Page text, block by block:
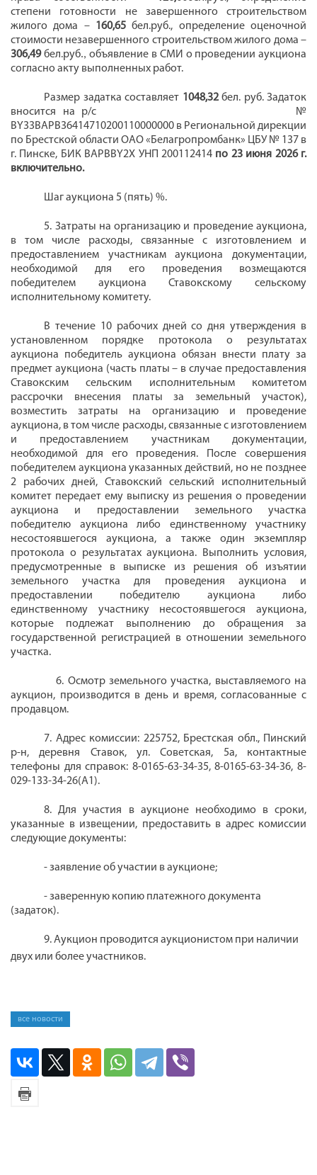
степени готовности не завершенного строительством
жилого дома – 160,65 бел.руб., определение оценочной
стоимости незавершенного строительством жилого дома –
306,49бел.руб.,объявление в СМИ о проведении аукциона
согласно акту выполненных работ.
Размер задатка составляет 1048,32бел. руб. Задаток
вносится на р/с
№
BY33BAPB36414710200110000000 в Региональной дирекции
по Брестской области ОАО «Белагропромбанк» ЦБУ № 137 в
г. Пинске, БИК ВАРВВY2X УНП 200112414 по 23 июня 2026г.
включительно.
Шаг аукциона 5 (пять) %.
5. Затраты на организацию и проведение аукциона,
в том числе расходы, связанные с изготовлением и
предоставлением участникам аукциона документации,
необходимой для его проведения возмещаются
победителем аукциона Ставокскому сельскому
исполнительному комитету.
В течение 10 рабочих дней со дня утверждения в
установленном порядке протокола о результатах
аукциона победитель аукциона обязан внести плату за
предмет аукциона (часть платы – в случае предоставления
Ставокским сельским исполнительным комитетом
рассрочки внесения платы за земельный участок),
возместить затраты на организацию и проведение
аукциона, в том числе расходы, связанные с изготовлением
и предоставлением участникам документации,
необходимой для его проведения. После совершения
победителем аукциона указанных действий, но не позднее
2 рабочих дней, Ставокский сельский исполнительный
комитет передает ему выписку из решения о проведении
аукциона и предоставлении земельного участка
победителю аукциона либо единственному участнику
несостоявшегося аукциона, а также один экземпляр
протокола о результатах аукциона. Выполнить условия,
предусмотренные в выписке из решения об изъятии
земельного участка для проведения аукциона и
предоставлении победителю аукциона либо
единственному участнику несостоявшегося аукциона,
которые подлежат выполнению до обращения за
государственной регистрацией в отношении земельного
участка.
6. Осмотр земельного участка, выставляемого на
аукцион, производится в день и время, согласованные с
продавцом.
7. Адрес комиссии: 225752, Брестская обл., Пинский
р-н, деревня Ставок, ул. Советская, 5а, контактные
телефоны для справок: 8-0165-63-34-35, 8-0165-63-34-36, 8-
029-133-34-26(А1).
8. Для участия в аукционе необходимо в сроки,
указанные в извещении, предоставить в адрес комиссии
следующие документы:
- заявление об участии в аукционе;
- заверенную копию платежного документа
(задаток).
9.Аукцион проводится аукционистом при наличии
двух или более участников.
все новости